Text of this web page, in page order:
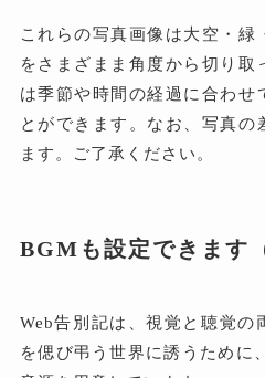
これらの写真画像は大空・緑
をさまざまま角度から切り取
は季節や時間の経過に合わせ
とができます。なお、写真の
ます。ご了承ください。
BGMも設定できます
Web告別記は、視覚と聴覚の
を偲び弔う世界に誘うために